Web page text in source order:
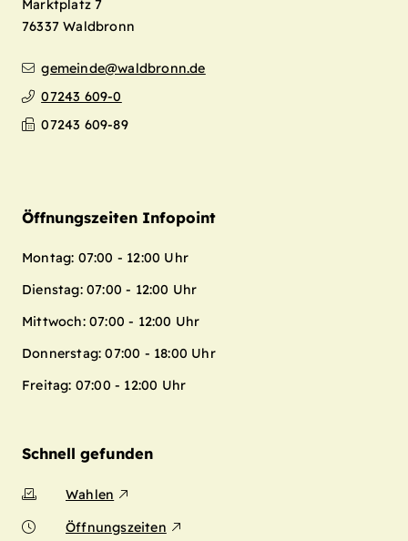
Marktplatz 7
76337 Waldbronn
gemeinde@waldbronn.de
07243 609-0
07243 609-89
Öffnungszeiten Infopoint
Montag: 07:00 - 12:00 Uhr
Dienstag: 07:00 - 12:00 Uhr
Mittwoch: 07:00 - 12:00 Uhr
Donnerstag: 07:00 - 18:00 Uhr
Freitag: 07:00 - 12:00 Uhr
Schnell gefunden
Wahlen
Öffnungszeiten